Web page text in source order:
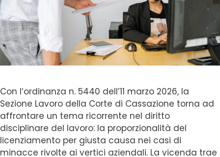
Con l’ordinanza n. 5440 dell’11 marzo 2026, la
Sezione Lavoro della Corte di Cassazione torna ad
affrontare un tema ricorrente nel diritto
disciplinare del lavoro: la proporzionalità del
licenziamento per giusta causa nei casi di
minacce rivolte ai vertici aziendali. La vicenda trae